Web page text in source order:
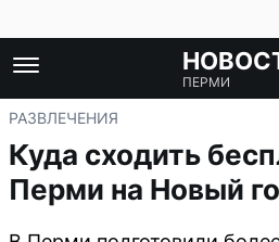
ПЕРМИ
РАЗВЛЕЧЕНИЯ
Куда сходить
Перми на Новый